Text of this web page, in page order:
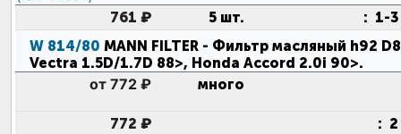
761 ₽
5 шт. : 1-
W 814/80 MANN FILTER - Фильтр масляный h92
Vectra 1.5D/1.7D 88>, Honda Accord 2.0i 90>.
от 772 ₽ много
772 ₽ :